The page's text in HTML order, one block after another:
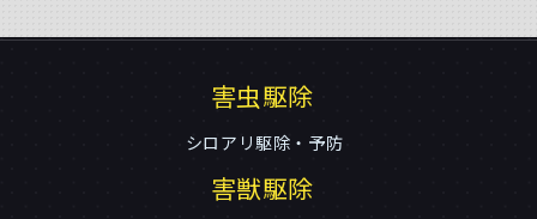
害虫駆除
シロアリ駆除・予防
害獣駆除